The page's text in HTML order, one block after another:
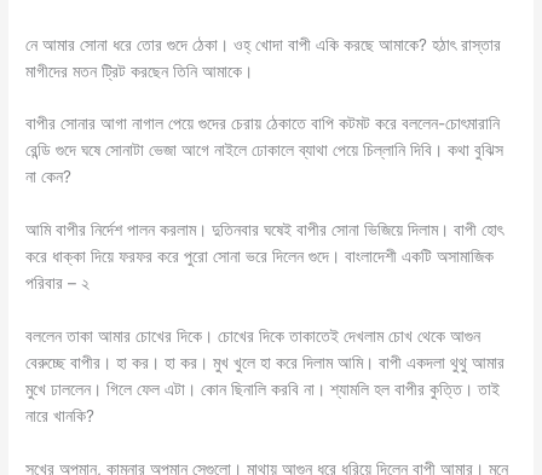
নে আমার সোনা ধরে তোর গুদে ঠেকা। ওহ্ খোদা বাপী একি করছে আমাকে? হঠাৎ রাস্তার
মাগীদের মতন ট্রিট করছেন তিনি আমাকে।
বাপীর সোনার আগা নাগাল পেয়ে গুদের চেরায় ঠেকাতে বাপি কটমট করে বললেন-চোৎমারানি
রেন্ডি গুদে ঘষে সোনাটা ভেজা আগে নাইলে ঢোকালে ব্যাথা পেয়ে চিল্লানি দিবি। কথা বুঝিস
না কেন?
আমি বাপীর নির্দেশ পালন করলাম। দুতিনবার ঘষেই বাপীর সোনা ভিজিয়ে দিলাম। বাপী হোৎ
করে ধাক্কা দিয়ে ফরফর করে পুরো সোনা ভরে দিলেন গুদে। বাংলাদেশী একটি অসামাজিক
পরিবার – ২
বললেন তাকা আমার চোখের দিকে। চোখের দিকে তাকাতেই দেখলাম চোখ থেকে আগুন
বেরুচ্ছে বাপীর। হা কর। হা কর। মুখ খুলে হা করে দিলাম আমি। বাপী একদলা থুথু আমার
মুখে ঢাললেন। গিলে ফেল এটা। কোন ছিনালি করবি না। শ্যামলি হল বাপীর কুত্তি। তাই
নারে খানকি?
সুখের অপমান, কামনার অপমান সেগুলো। মাথায় আগুন ধরে ধরিয়ে দিলেন বাপী আমার। মনে